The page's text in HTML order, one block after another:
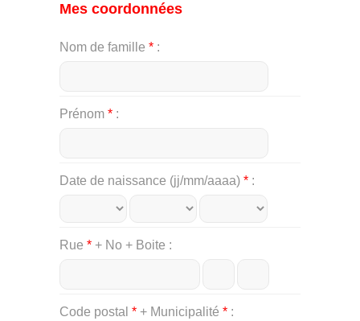
Mes coordonnées
Nom de famille *
Prénom *
Date de naissance (jj/mm/aaaa) *
Rue * + No + Boite
Code postal * + Municipalité *